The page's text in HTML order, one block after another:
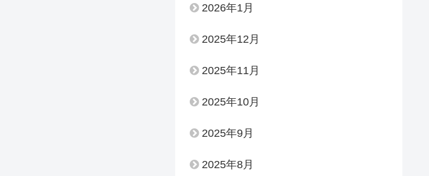
2026年1月
2025年12月
2025年11月
2025年10月
2025年9月
2025年8月